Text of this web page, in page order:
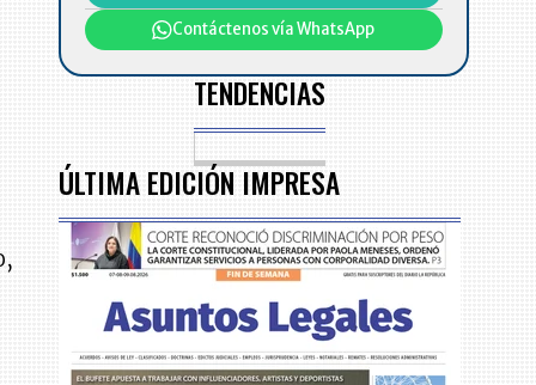
Contáctenos vía WhatsApp
TENDENCIAS
ÚLTIMA EDICIÓN IMPRESA